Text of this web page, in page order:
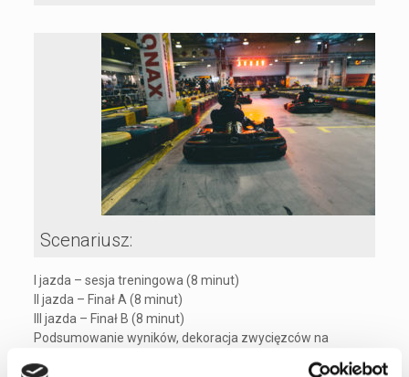
Scenariusz:
I jazda – sesja treningowa (8 minut)
II jazda – Finał A (8 minut)
III jazda – Finał B (8 minut)
Podsumowanie wyników, dekoracja zwycięzców na